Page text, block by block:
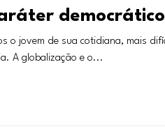
democrático
o jovem de sua cotidiana, mais
A globalização e o...